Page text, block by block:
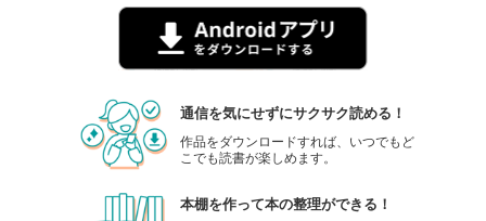
通信を気にせずにサクサク読める！
作品をダウンロードすれば、いつでもど
こでも読書が楽しめます。
本棚を作って本の整理ができる！